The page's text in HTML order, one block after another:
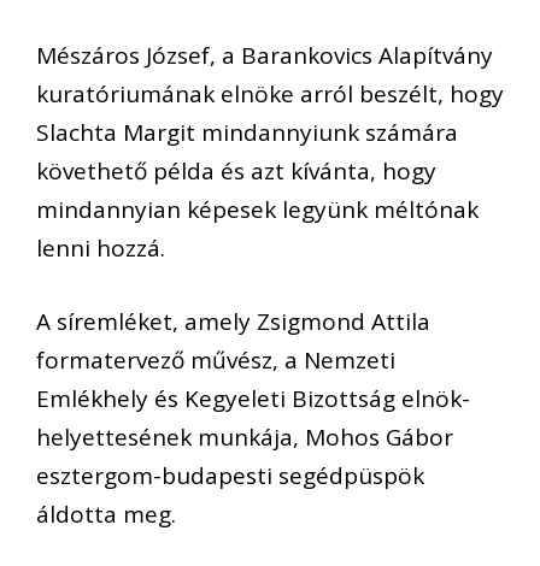
Mészáros József, a Barankovics Alapítvány
kuratóriumának elnöke arról beszélt, hogy
Slachta Margit mindannyiunk számára
követhető példa és azt kívánta, hogy
mindannyian képesek legyünk méltónak
lenni hozzá.
A síremléket, amely Zsigmond Attila
formatervező művész, a Nemzeti
Emlékhely és Kegyeleti Bizottság elnök-
helyettesének munkája, Mohos Gábor
esztergom-budapesti segédpüspök
áldotta meg.